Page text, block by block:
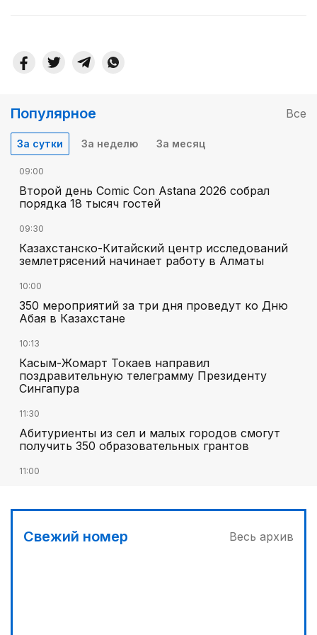
Популярное Все
За сутки За неделю За месяц
09:00
Второй день Comic Con Astana 2026 собрал
порядка 18 тысяч гостей
09:30
Казахстанско-Китайский центр исследований
землетрясений начинает работу в Алматы
10:00
350 мероприятий за три дня проведут ко Дню
Абая в Казахстане
10:13
Касым-Жомарт Токаев направил
поздравительную телеграмму Президенту
Сингапура
11:30
Абитуриенты из сел и малых городов смогут
получить 350 образовательных грантов
11:00
МЧС запустило новые станции мониторинга
Свежий номер Весь архив